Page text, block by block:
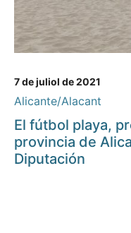
7 de juliol de 2021
Alicante/Alacant
El fútbol playa,
provincia de
Diputación